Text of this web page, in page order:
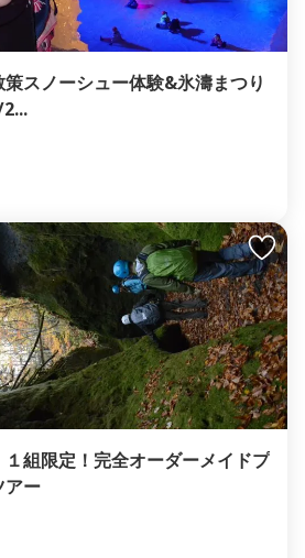
スノーシュー体験&氷濤まつり
１組限定！完全オーダーメイドプ
アー